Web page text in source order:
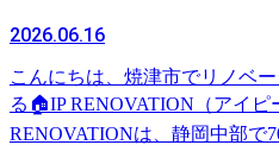
2026.06.16
こんにちは、焼津市でリノベ
る🏠IP RENOVATION（アイ
RENOVATIONは、静岡中部で